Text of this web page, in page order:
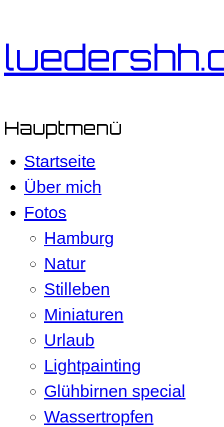
Hauptmenü
Startseite
Über mich
Fotos
Hamburg
Natur
Stilleben
Miniaturen
Urlaub
Lightpainting
Glühbirnen special
Wassertropfen